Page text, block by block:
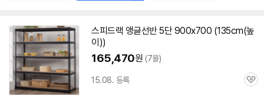
스피드랙 앵글선반5단900x700 (135cm(높
이))
165,470원 (7몰)
15.08. 등록
관